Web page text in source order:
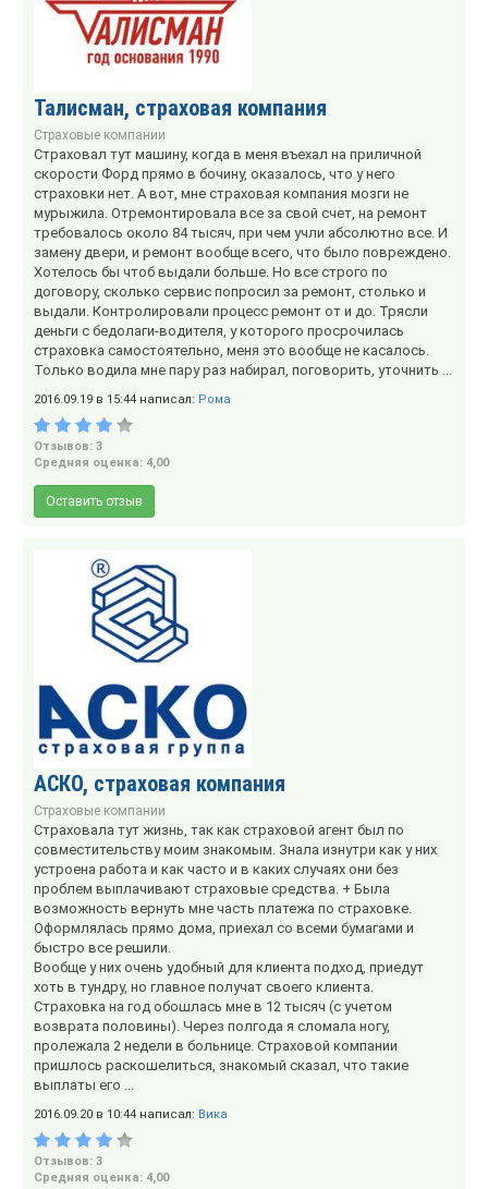
Талисман, страховая компания
Страховые компании
Страховал тут машину, когда в меня въехал на приличной
скорости Форд прямо в бочину, оказалось, что у него
страховки нет. А вот, мне страховая компания мозги не
мурыжила. Отремонтировала все за свой счет, на ремонт
требовалось около 84 тысяч, при чем учли абсолютно все. И
замену двери, и ремонт вообще всего, что было повреждено.
Хотелось бы чтоб выдали больше. Но все строго по
договору, сколько сервис попросил за ремонт, столько и
выдали. Контролировали процесс ремонт от и до. Трясли
деньги с бедолаги-водителя, у которого просрочилась
страховка самостоятельно, меня это вообще не касалось.
Только водила мне пару раз набирал, поговорить, уточнить ...
2016.09.19 в 15:44 написал: Рома
Отзывов: 3
Средняя оценка: 4,00
Оставить отзыв
АСКО, страховая компания
Страховые компании
Страховала тут жизнь, так как страховой агент был по
совместительству моим знакомым. Знала изнутри как у них
устроена работа и как часто и в каких случаях они без
проблем выплачивают страховые средства. + Была
возможность вернуть мне часть платежа по страховке.
Оформлялась прямо дома, приехал со всеми бумагами и
быстро все решили.
Вообще у них очень удобный для клиента подход, приедут
хоть в тундру, но главное получат своего клиента.
Страховка на год обошлась мне в 12 тысяч (с учетом
возврата половины). Через полгода я сломала ногу,
пролежала 2 недели в больнице. Страховой компании
пришлось раскошелиться, знакомый сказал, что такие
выплаты его ...
2016.09.20 в 10:44 написал: Вика
Отзывов: 3
Средняя оценка: 4,00